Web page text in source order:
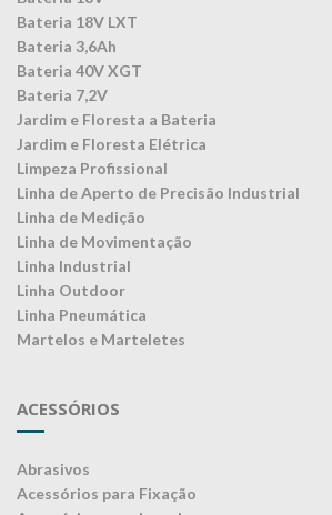
Bateria 18V LXT
Bateria 3,6Ah
Bateria 40V XGT
Bateria 7,2V
Jardim e Floresta a Bateria
Jardim e Floresta Elétrica
Limpeza Profissional
Linha de Aperto de Precisão Industrial
Linha de Medição
Linha de Movimentação
Linha Industrial
Linha Outdoor
Linha Pneumática
Martelos e Marteletes
ACESSÓRIOS
Abrasivos
Acessórios para Fixação